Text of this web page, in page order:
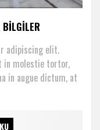
BILGILER
adipiscing elit.
in molestie tortor,
in augue dictum, at